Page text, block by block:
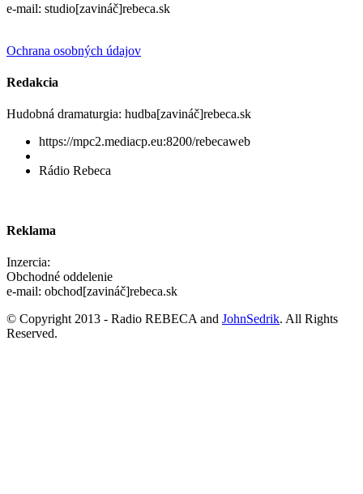
e-mail: studio[zavináč]rebeca.sk
Ochrana osobných údajov
Redakcia
Hudobná dramaturgia: hudba[zavináč]rebeca.sk
https://mpc2.mediacp.eu:8200/rebecaweb
Rádio Rebeca
Reklama
Inzercia:
Obchodné oddelenie
e-mail: obchod[zavináč]rebeca.sk
© Copyright 2013 - Radio REBECA and JohnSedrik. All Rights
Reserved.